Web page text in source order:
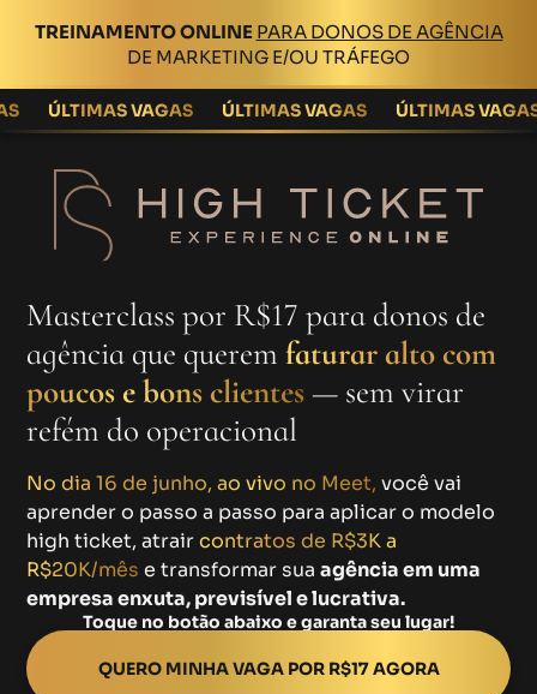
TREINAMENTO ONLINE PARA DONOS DE AGÊNCIA
DE MARKETING E/OU TRÁFEGO
ÚLTIMAS VAGAS ÚLTIMAS VAGAS ÚLTIMAS VAGAS
Masterclass por R$17 para donos de
agência que queremfaturar alto com
poucos e bons clientes — sem virar
refém do operacional
No dia 16 de junho, ao vivo no Meet, você vai
aprender o passo a passo para aplicar o modelo
high ticket, atraircontratos de R$3K a
R$20K/mês e transformar suaagência em uma
empresa enxuta, previsível e lucrativa.
Toque no botão abaixo e garanta seu lugar!
QUERO MINHA VAGA POR R$17 AGORA